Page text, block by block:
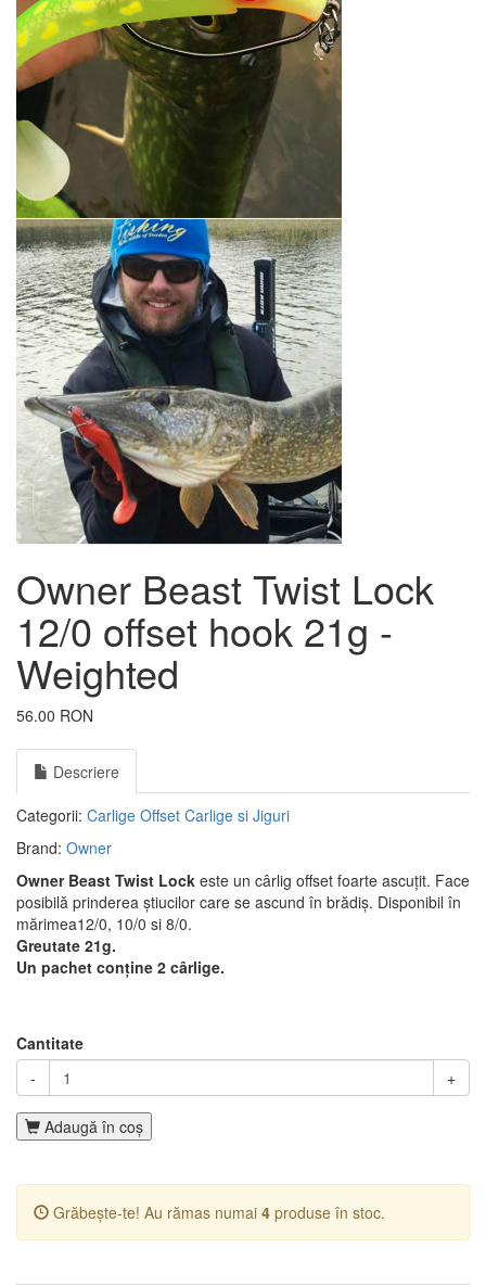
Owner Beast Twist Lock
12/0 offset hook 21g -
Weighted
56.00 RON
Descriere
Categorii: Carlige Offset Carlige si Jiguri
Brand: Owner
Owner Beast Twist Lock este un cârlig offset foarte ascuțit. Face
posibilă prinderea știucilor care se ascund în brădiș. Disponibil în
mărimea12/0, 10/0 si 8/0.
Greutate 21g.
Un pachet conține 2 cârlige.
Cantitate
-
+
Adaugă în coş
Grăbește-te! Au rămas numai 4 produse în stoc.